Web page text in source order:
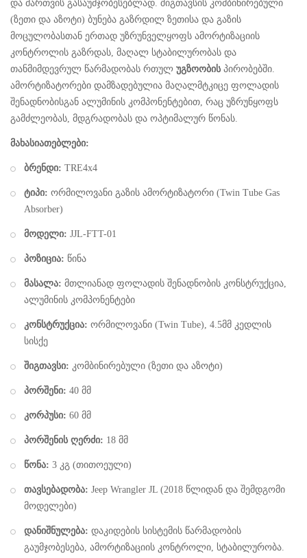
და მართვის გასაუმჯობესებლად. შიგთავსის კომბინირებული
(ზეთი და აზოტი) ბუნება გაზრდილ ზეთისა და გაზის
მოცულობასთან ერთად უზრუნველყოფს ამორტიზაციის
კონტროლის გაზრდას, მაღალ სტაბილურობას და
თანმიმდევრულ წარმადობას რთულ უგზოობისპირობებში.
ამორტიზატორები დამზადებულია მაღალმტკიცე ფოლადის
შენადნობისგან ალუმინის კომპონენტებით, რაც უზრუნყოფს
გამძლეობას, მდგრადობას და ოპტიმალურ წონას.
მახასიათებლები:
ბრენდი: TRE4x4
ტიპი: ორმილოვანი გაზის ამორტიზატორი (Twin Tube Gas
Absorber)
მოდელი: JJL-FTT-01
პოზიცია: წინა
მასალა: მთლიანად ფოლადის შენადნობის კონსტრუქცია,
ალუმინის კომპონენტები
კონსტრუქცია: ორმილოვანი (Twin Tube), 4.5მმ კედლის
სისქე
შიგთავსი: კომბინირებული (ზეთი და აზოტი)
პორშენი: 40 მმ
კორპუსი: 60 მმ
პორშენის ღერძი: 18 მმ
წონა: 3 კგ (თითოეული)
თავსებადობა: Jeep Wrangler JL (2018 წლიდან და შემდგომი
მოდელები)
დანიშნულება: დაკიდების სისტემის წარმადობის
გაუმჯობესება, ამორტიზაციის კონტროლი, სტაბილურობა.